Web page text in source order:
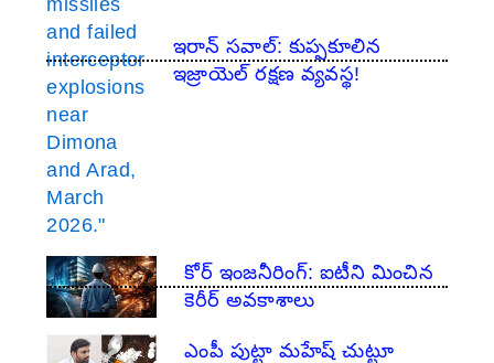
ఇరాన్ సవాల్: కుప్పకూలిన
ఇజ్రాయెల్ రక్షణ వ్యవస్థ!
​కోర్ ఇంజనీరింగ్: ఐటీని మించిన
కెరీర్ అవకాశాలు
ఎంపీ పుట్టా మహేష్ చుట్టూ